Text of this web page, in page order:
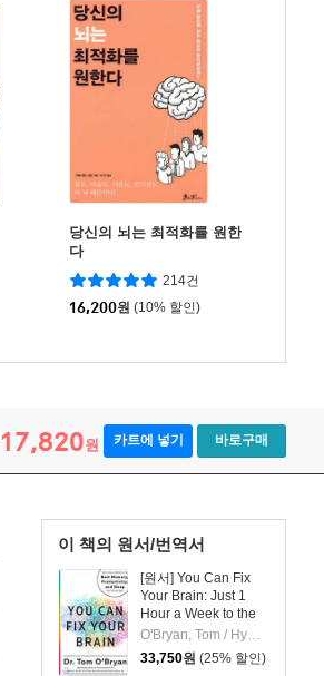
당신의 뇌는 최적화를 원한
다
214건
16,200원 (10% 할인)
17,820원 카트에 넣기 바로구매
이 책의 원서/번역서
[원서] You Can Fix
Your Brain: Just 1
Hour a Week to the
Best Memory,
Productivity, and
Sleep You've Ever
O'Bryan, Tom / Hyman, Mark
33,750원 (25% 할인)